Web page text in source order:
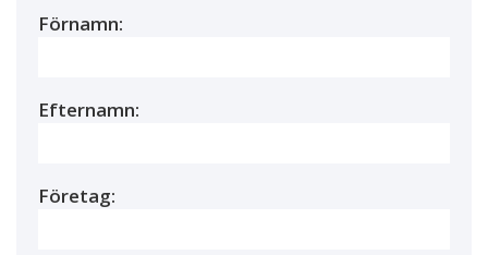
Förnamn:
Efternamn:
Företag: